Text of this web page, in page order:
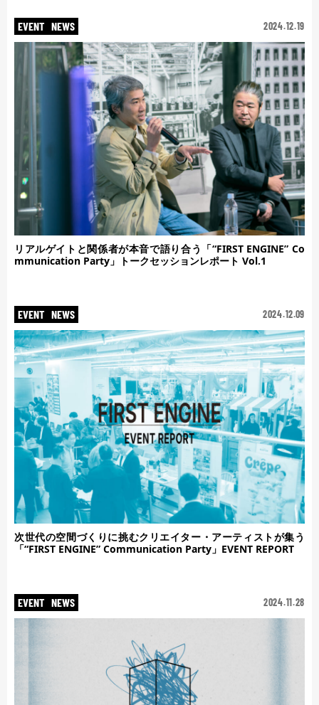
EVENT NEWS 2024.12.19
リアルゲイトと関係者が本音で語り合う「“FIRST ENGINE” Co
mmunication Party」トークセッションレポート Vol.1
EVENT NEWS 2024.12.09
次世代の空間づくりに挑むクリエイター・アーティストが集う
「“FIRST ENGINE” Communication Party」EVENT REPORT
EVENT NEWS 2024.11.28